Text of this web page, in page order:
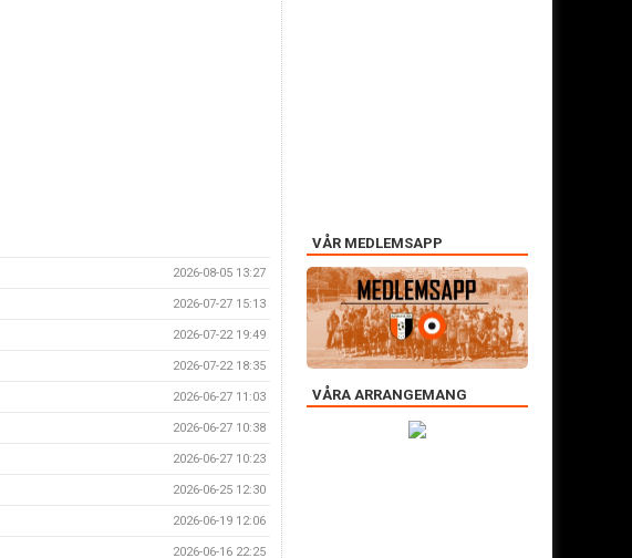
2026-08-05 13:27
2026-07-27 15:13
2026-07-22 19:49
2026-07-22 18:35
2026-06-27 11:03
2026-06-27 10:38
2026-06-27 10:23
2026-06-25 12:30
2026-06-19 12:06
2026-06-16 22:25
VÅR MEDLEMSAPP
VÅRA ARRANGEMANG